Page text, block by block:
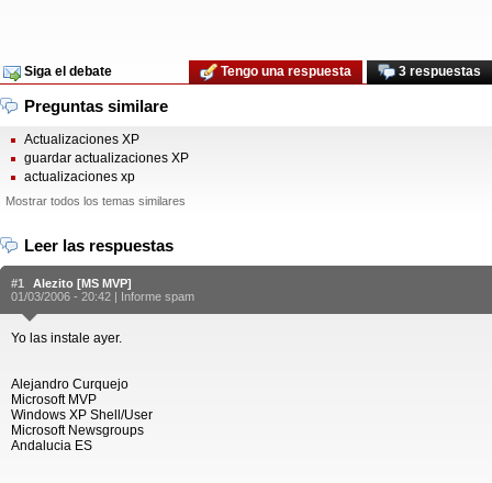
Siga el debate 3 respuestas
Tengo una respuesta
Preguntas similare
Actualizaciones XP
guardar actualizaciones XP
actualizaciones xp
Mostrar todos los temas similares
Leer las respuestas
#1
Alezito [MS MVP]
01/03/2006 - 20:42 | Informe spam
Yo las instale ayer.
Alejandro Curquejo
Microsoft MVP
Windows XP Shell/User
Microsoft Newsgroups
Andalucia ES